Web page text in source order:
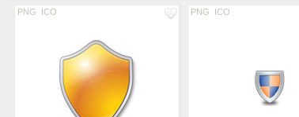
PNG ICO PNG ICO